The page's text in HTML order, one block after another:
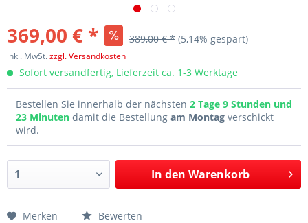
369,00 € * 389,00 € * (5,14% gespart)
inkl. MwSt.zzgl. Versandkosten
Sofort versandfertig, Lieferzeit ca. 1-3 Werktage
Bestellen Sie innerhalb der nächsten 2 Tage 9 Stunden und
23 Minuten damit die Bestellung am Montag verschickt
wird.
In den Warenkorb
Merken Bewerten